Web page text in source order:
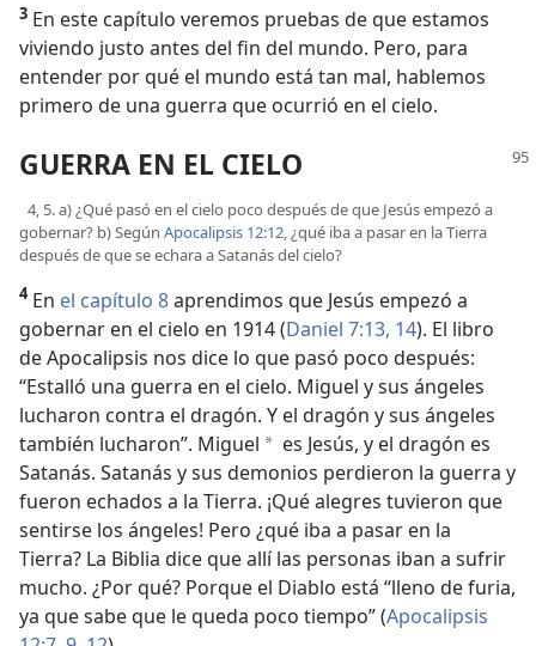
3 En este capítulo veremos pruebas de que estamos
viviendo justo antes del fin del mundo. Pero, para
entender por qué el mundo está tan mal, hablemos
primero de una guerra que ocurrió en el cielo.
GUERRA EN EL CIELO
4, 5. a) ¿Qué pasó en el cielo poco después de que Jesús empezó a
gobernar? b) Según Apocalipsis 12:12, ¿qué iba a pasar en la Tierra
después de que se echara a Satanás del cielo?
4En el capítulo 8aprendimos que Jesús empezó a
gobernar en el cielo en 1914 (Daniel 7:13, 14). El libro
de Apocalipsis nos dice lo que pasó poco después:
“Estalló una guerra en el cielo. Miguel y sus ángeles
lucharon contra el dragón. Y el dragón y sus ángeles
también lucharon”. Miguel a es Jesús, y el dragón es
Satanás. Satanás y sus demonios perdieron la guerra y
fueron echados a la Tierra. ¡Qué alegres tuvieron que
sentirse los ángeles! Pero ¿qué iba a pasar en la
Tierra? La Biblia dice que allí las personas iban a sufrir
mucho. ¿Por qué? Porque el Diablo está “lleno de furia,
ya que sabe que le queda poco tiempo” (Apocalipsis